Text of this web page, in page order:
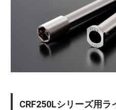
CRF250Lシリーズ用ラ